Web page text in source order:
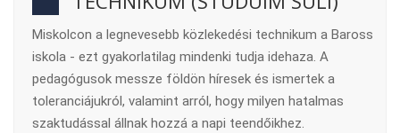
Miskolcon a legnevesebb közlekedési technikum a Baross
iskola - ezt gyakorlatilag mindenki tudja idehaza. A
pedagógusok messze földön híresek és ismertek a
toleranciájukról, valamint arról, hogy milyen hatalmas
szaktudással állnak hozzá a napi teendőikhez.